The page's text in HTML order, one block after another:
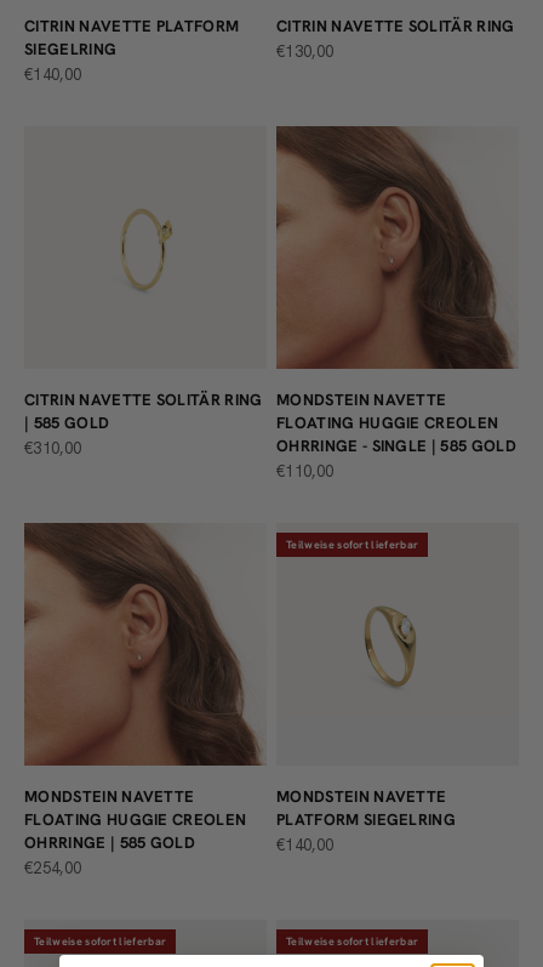
CITRIN NAVETTE PLATFORM
SIEGELRING
ANGEBOT
€140,00
CITRIN NAVETTE SOLITÄR RING
ANGEBOT
€130,00
CITRIN NAVETTE SOLITÄR RING
| 585 GOLD
ANGEBOT
€310,00
MONDSTEIN NAVETTE
FLOATING HUGGIE CREOLEN
OHRRINGE - SINGLE | 585 GOLD
ANGEBOT
€110,00
MONDSTEIN NAVETTE
FLOATING HUGGIE CREOLEN
OHRRINGE | 585 GOLD
ANGEBOT
€254,00
Teilweise sofort lieferbar
MONDSTEIN NAVETTE
PLATFORM SIEGELRING
ANGEBOT
€140,00
Teilweise sofort lieferbar Teilweise sofort lieferbar